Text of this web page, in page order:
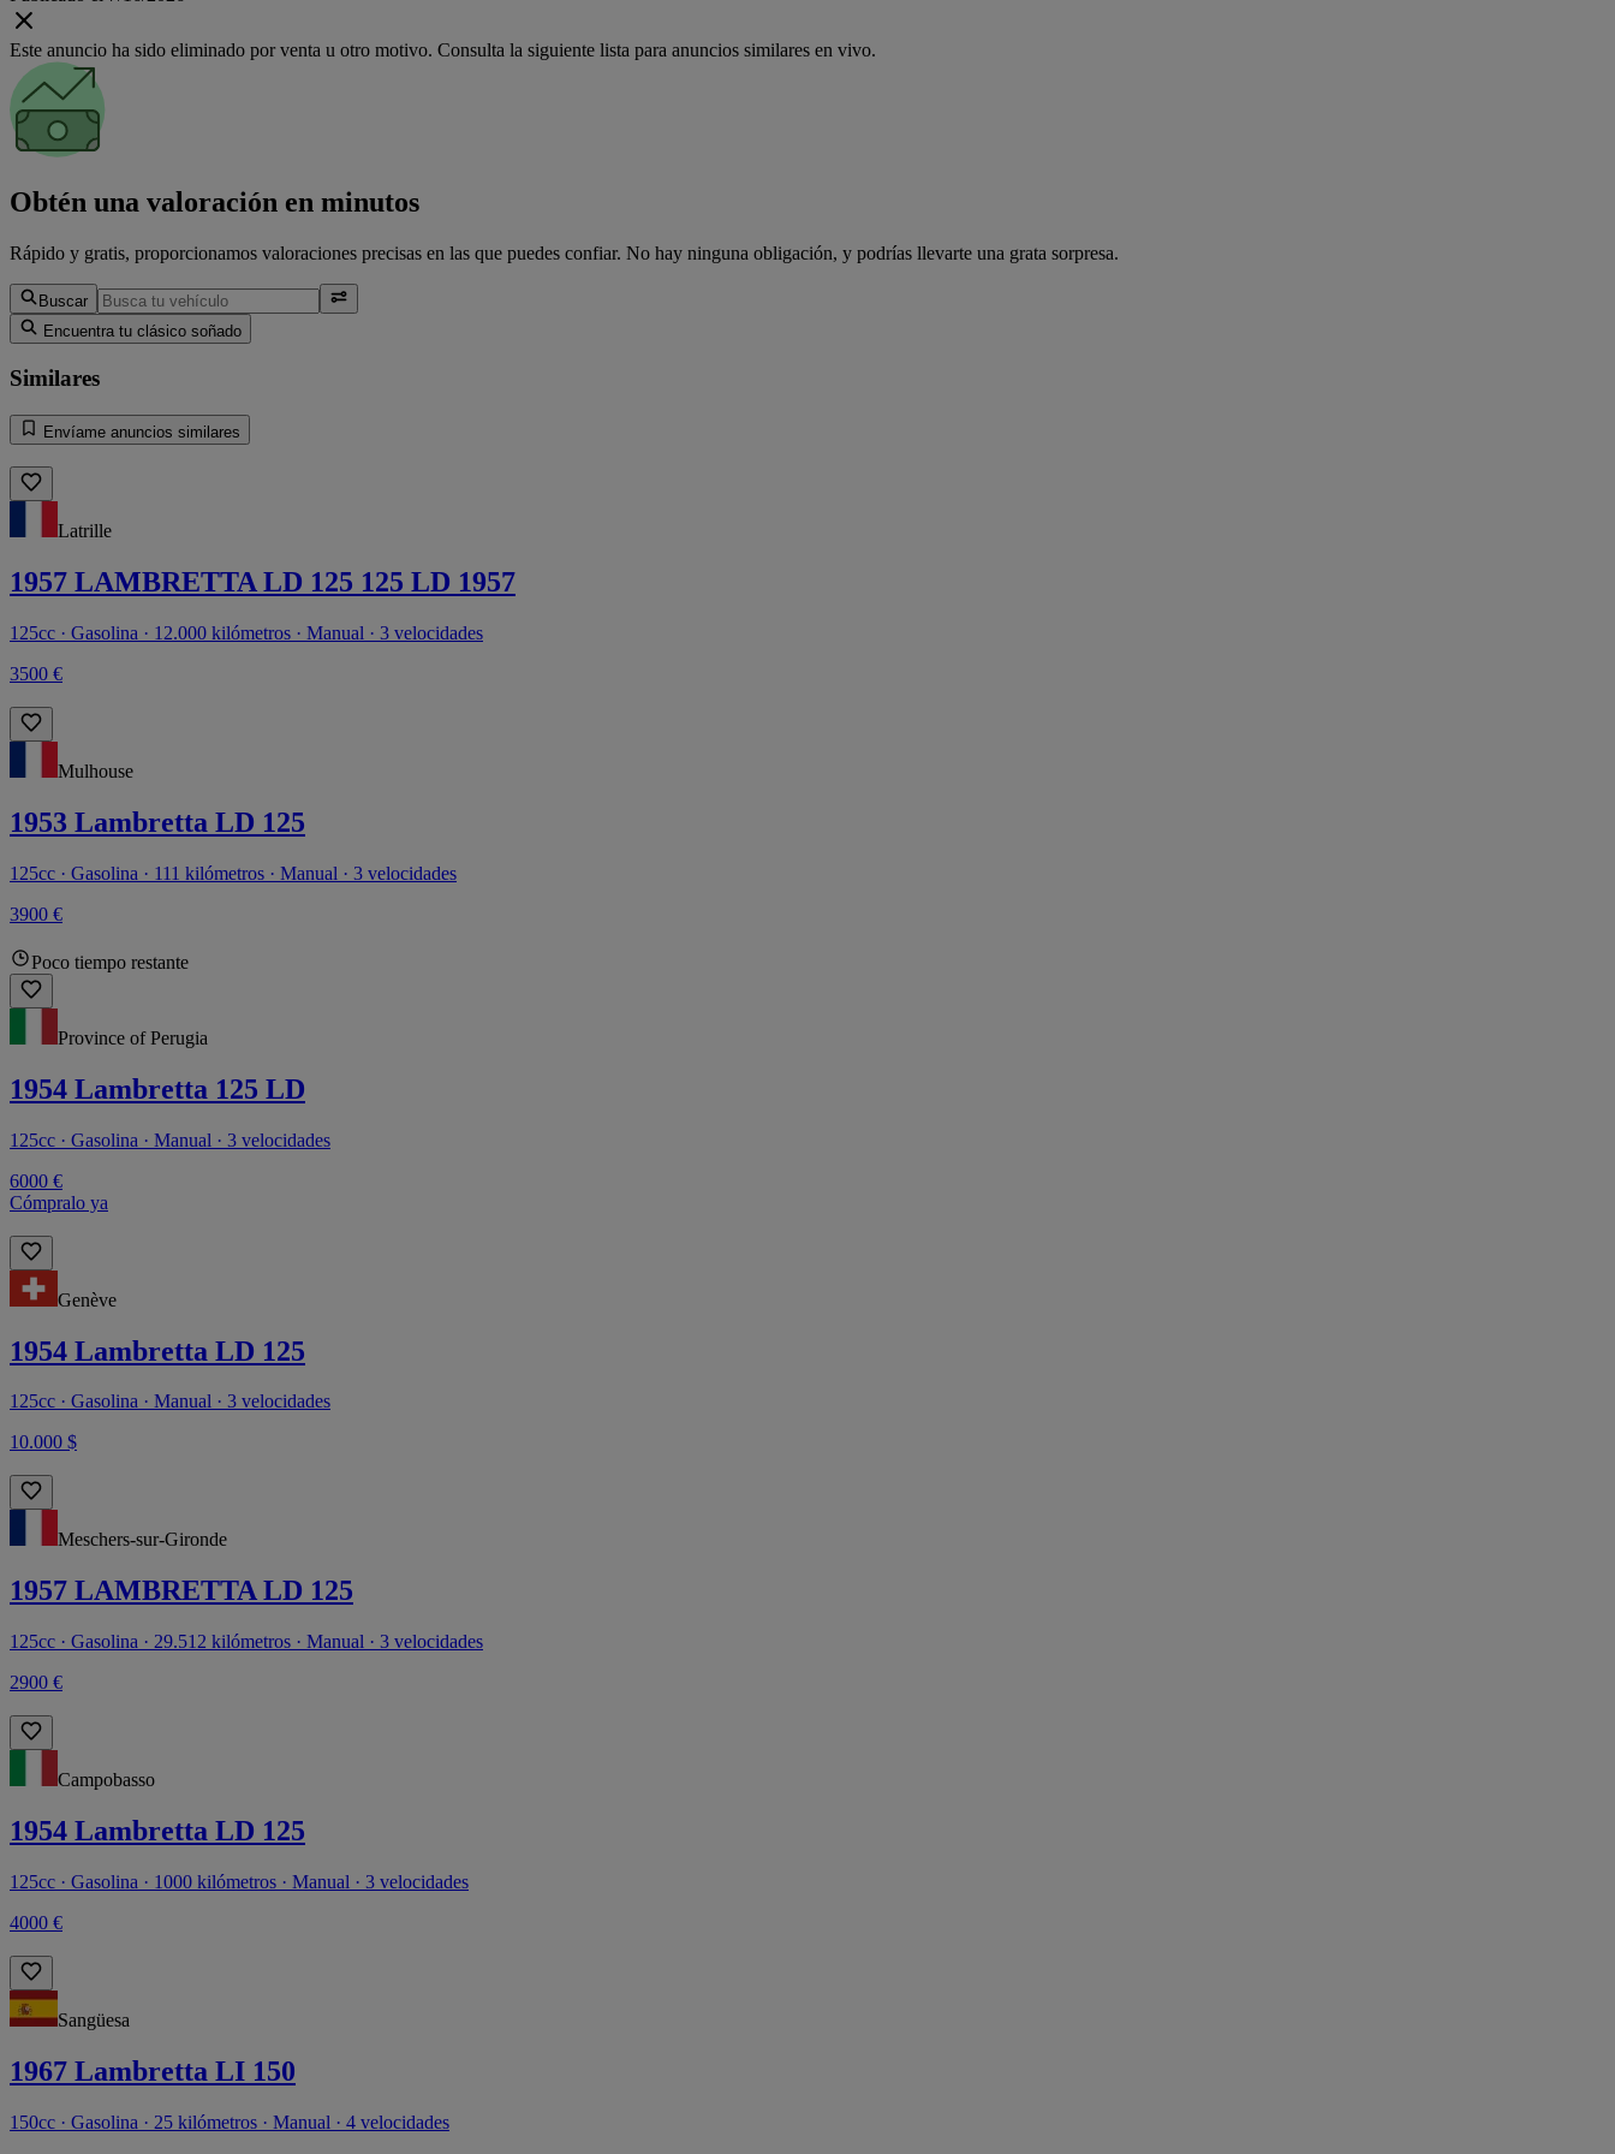
Este anuncio ha sido eliminado por venta u otro motivo. Consulta la siguiente lista para anuncios similares en vivo.
Obtén una valoración en minutos
Rápido y gratis, proporcionamos valoraciones precisas en las que puedes confiar. No hay ninguna obligación, y podrías llevarte una grata sorpresa.
Buscar
Encuentra tu clásico soñado
Similares
Envíame anuncios similares
Latrille
1957 LAMBRETTA LD 125 125 LD 1957
125cc · Gasolina · 12.000 kilómetros · Manual · 3 velocidades
3500 €
Mulhouse
1953 Lambretta LD 125
125cc · Gasolina · 111 kilómetros · Manual · 3 velocidades
3900 €
Poco tiempo restante
Province of Perugia
1954 Lambretta 125 LD
125cc · Gasolina · Manual · 3 velocidades
6000 €
Cómpralo ya
Genève
1954 Lambretta LD 125
125cc · Gasolina · Manual · 3 velocidades
10.000 $
Meschers-sur-Gironde
1957 LAMBRETTA LD 125
125cc · Gasolina · 29.512 kilómetros · Manual · 3 velocidades
2900 €
Campobasso
1954 Lambretta LD 125
125cc · Gasolina · 1000 kilómetros · Manual · 3 velocidades
4000 €
Sangüesa
1967 Lambretta LI 150
150cc · Gasolina · 25 kilómetros · Manual · 4 velocidades